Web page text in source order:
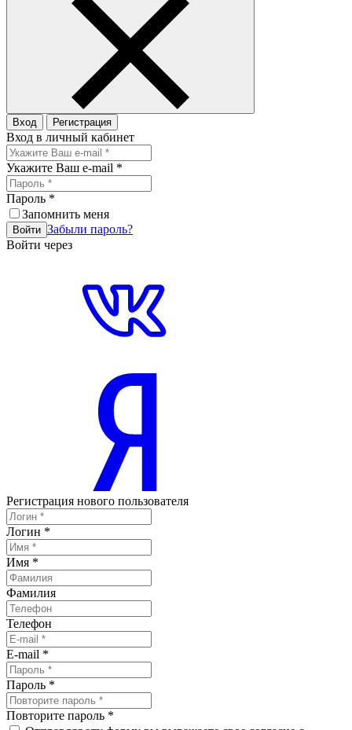
Вход Регистрация
Вход в личный кабинет
Укажите Ваш e-mail *
Пароль *
Запомнить меня
Войти Забыли пароль?
Войти через
Регистрация нового пользователя
Логин *
Имя *
Фамилия
Телефон
E-mail *
Пароль *
Повторите пароль *